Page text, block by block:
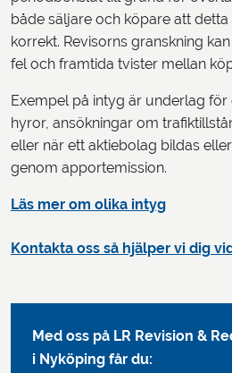
både säljare och köpare att
korrekt. Revisorns granskning
fel och framtida tvister mellan
Exempel på intyg är underlag
hyror, ansökningar om
eller när ett aktiebolag bildas
genom apportemission.
Läs mer om olika intyg
Kontakta oss så hjälper vi dig
Med oss på LR Revision &
i Nyköping får du: